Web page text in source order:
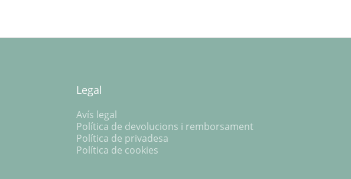
Legal
Avís legal
Política de devolucions i remborsament
Política de privadesa
Política de cookies